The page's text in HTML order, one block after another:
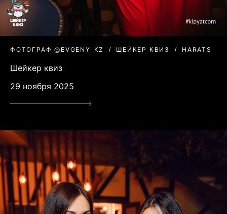
ФОТОГРАФ @EVGENY_KZ ШЕЙКЕР КВИЗ HARATS
Шейкер квиз
29 ноября 2025